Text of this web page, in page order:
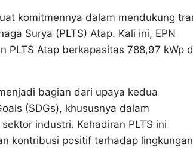
komitmennya dalam mendukung
Surya (PLTS) Atap. Kali ini, EPN
PLTS Atap berkapasitas 788,97 kWp
bagian dari upaya kedua
(SDGs), khususnya dalam
industri. Kehadiran PLTS ini
kontribusi positif terhadap lingkungan